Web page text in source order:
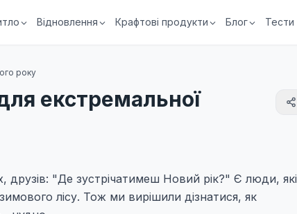
Відновлення Крафтові продукти Блог Тести
року
екстремальної
друзів: "Де зустрічатимеш Новий рік?" Є люди, які
лісу. Тож ми вирішили дізнатися, як